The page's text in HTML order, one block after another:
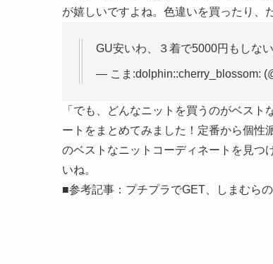
が嬉しいですよね。色違いを買ったり、
GU安いわ、３着で5000円もしな
— こま:dolphin::cherry_blossom:
「でも、どんなニットを買うのがベス
ートをまとめてみました！定番から個性
のベストなニットコーディネートを見つ
いね。
■参考記事：プチプラでGET、しまむら